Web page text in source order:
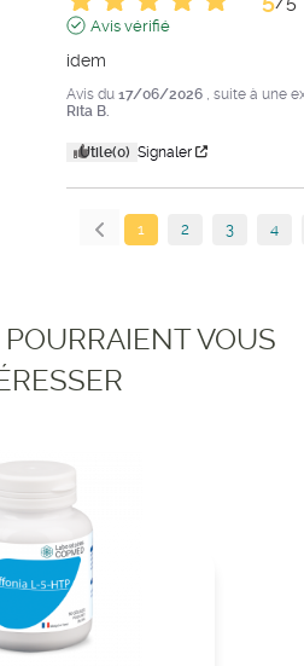
Avis vérifié
idem
Avis du 17/06/2026
, suite à une
Rita B.
Utile(0) Signaler
1 2 3 4
VOUS